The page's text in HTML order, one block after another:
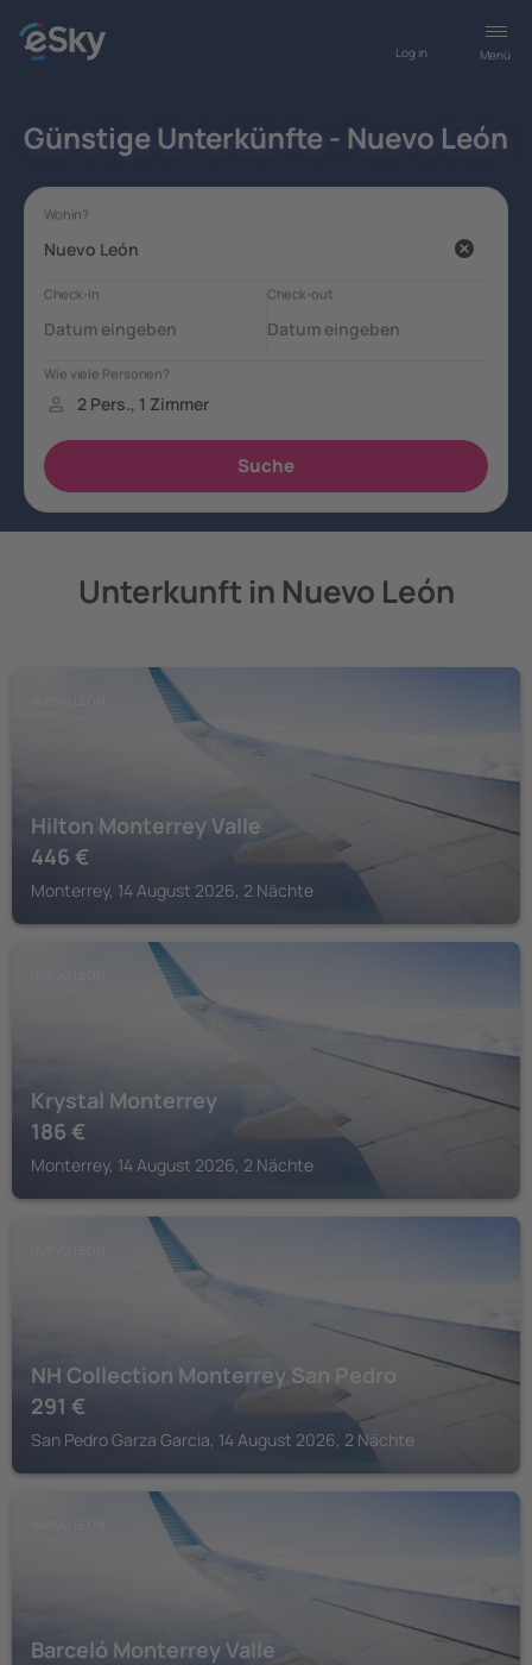
Menü
Log in
Günstige Unterkünfte - Nuevo León
Unterkunft in Nuevo León
Hilton Monterrey Valle
446 €
Monterrey, 14 August 2026, 2 Nächte
Krystal Monterrey
186 €
Monterrey, 14 August 2026, 2 Nächte
NH Collection Monterrey San Pedro
291 €
San Pedro Garza Garcia, 14 August 2026, 2 Nächte
Barceló Monterrey Valle